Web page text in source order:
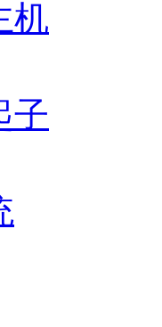
机
子